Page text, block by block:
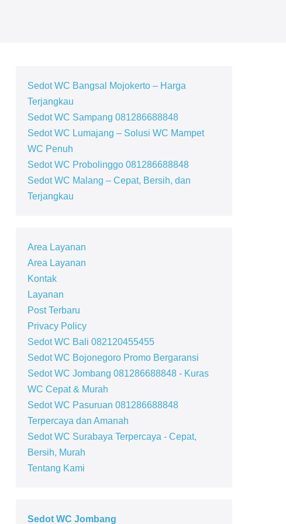
Sedot WC Bangsal Mojokerto – Harga
Terjangkau
Sedot WC Sampang 081286688848
Sedot WC Lumajang – Solusi WC Mampet
WC Penuh
Sedot WC Probolinggo 081286688848
Sedot WC Malang – Cepat, Bersih, dan
Terjangkau
Area Layanan
Area Layanan
Kontak
Layanan
Post Terbaru
Privacy Policy
Sedot WC Bali 082120455455
Sedot WC Bojonegoro Promo Bergaransi
Sedot WC Jombang 081286688848 - Kuras
WC Cepat & Murah
Sedot WC Pasuruan 081286688848
Terpercaya dan Amanah
Sedot WC Surabaya Terpercaya - Cepat,
Bersih, Murah
Tentang Kami
Sedot WC Jombang